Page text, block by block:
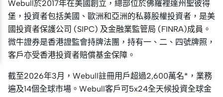
Webull於2017年在美國創立，總部位於佛羅裡達州聖彼得
堡，投資者包括美國、歐洲和亞洲的私募股權投資者，是美
國投資者保護公司 (SIPC) 及金融業監管局 (FINRA)成員。
微牛證券是香港證監會持牌法團，持有一、二、四號牌照，
客戶亦受香港投資者賠償基金保障。
截至2026年3月，Webull註冊用戶超過2,600萬名*，業務
遍及14個全球市場。Webull客戶可5x24全天候投資全球金